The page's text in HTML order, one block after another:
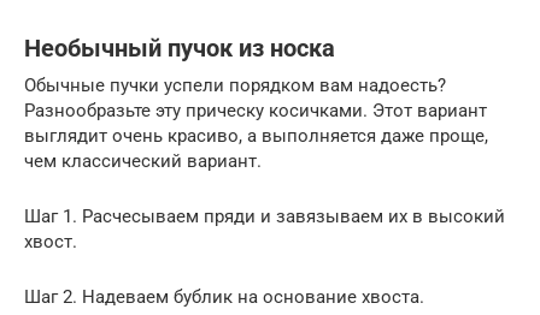
Необычный пучок из носка
Обычные пучки успели порядком вам надоесть?
Разнообразьте эту прическу косичками. Этот вариант
выглядит очень красиво, а выполняется даже проще,
чем классический вариант.
Шаг 1. Расчесываем пряди и завязываем их в высокий
хвост.
Шаг 2. Надеваем бублик на основание хвоста.